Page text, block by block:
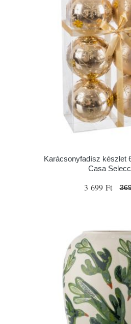
Karácsonyfadísz készlet
Casa
3 699 Ft